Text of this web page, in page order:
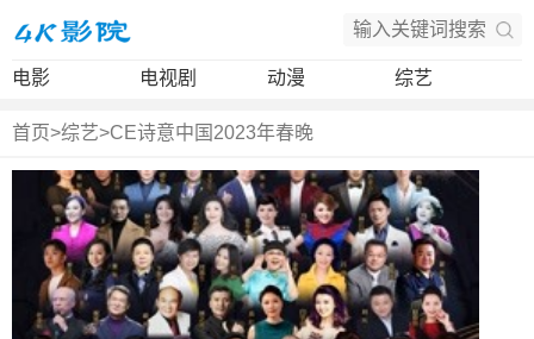
电影 电视剧 动漫 综艺
首页>综艺>CE诗意中国2023年春晚